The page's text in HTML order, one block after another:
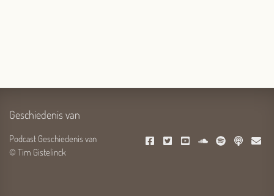
Geschiedenis van
Podcast Geschiedenis van
© Tim Gistelinck